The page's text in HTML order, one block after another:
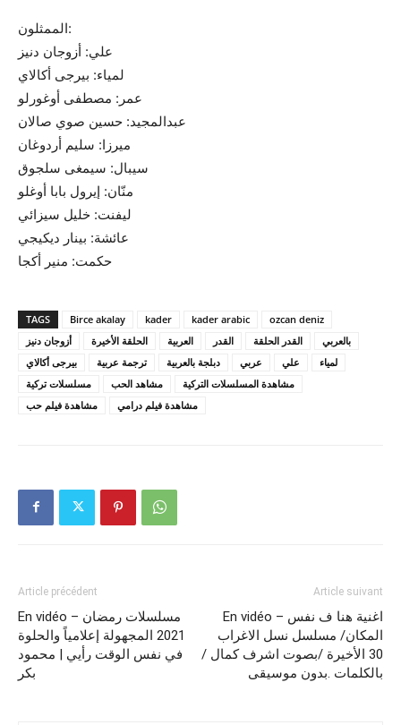
الممثلون:
علي: أزوجان دنيز
لمياء: بيرجى أكالاي
عمر: مصطفى أوغورلو
عبدالمجيد: حسين صوي صالان
ميرزا: سليم أردوغان
سيبال: سيمغى سلجوق
منّان: إيرول بابا أوغلو
ليفنت: خليل سيزائي
عائشة: بينار ديكيجي
حكمت: منير أكجا
TAGS Birce akalay kader kader arabic
ozcan deniz
أزوجان دنيز
الحلقة الأخيرة العربية القدر القدر الحلقة
بالعربي
بيرجى أكالاي
ترجمة عربية دبلجة بالعربية عربي علي
لمياء
مسلسلات تركية
مشاهد الحب
مشاهدة المسلسلات التركية
مشاهدة فيلم حب
مشاهدة فيلم درامي
Article précédent
En vidéo – مسلسلات رمضان
2021 المجهولة إعلامياً والحلوة
في نفس الوقت رأيي | محمود
بكر
Article suivant
En vidéo – اغنية هنا ف نفس
المكان/ مسلسل نسل الاغراب
30 الأخيرة /بصوت اشرف كمال /
بالكلمات .بدون موسيقى